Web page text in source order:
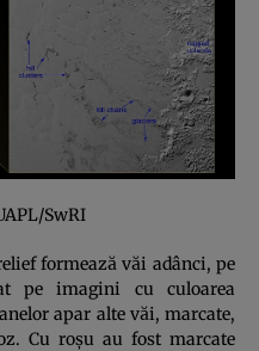
SwRI
formează văi adânci, pe
pe imagini cu culoarea
apar alte văi, marcate,
Cu roşu au fost marcate